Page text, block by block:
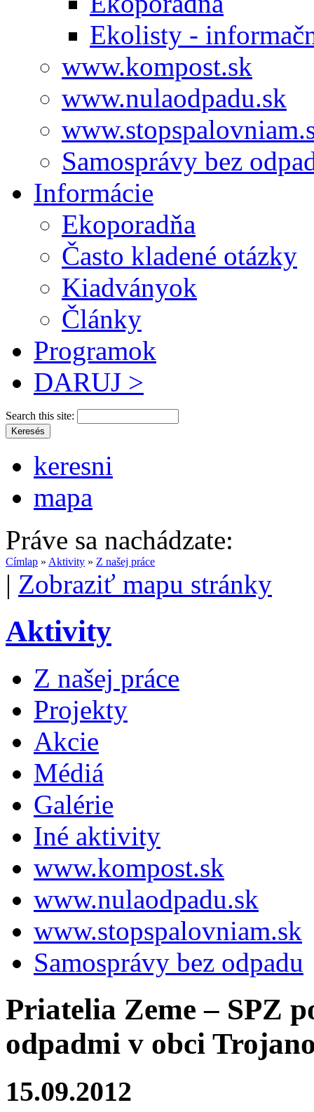
Ekolisty -
www.kompost.sk
www.nulaodpadu.sk
Samosprávy bez
Informácie
Ekoporadňa
Často kladené otázky
Kiadványok
Články
Programok
DARUJ >
Search this site:
keresni
mapa
Práve sa nachádzate:
Címlap » Aktivity » Z našej práce
| Zobraziť mapu stránky
Aktivity
Z našej práce
Projekty
Akcie
Médiá
Galérie
Iné aktivity
www.kompost.sk
www.nulaodpadu.sk
www.stopspalovniam.sk
Samosprávy bez odpadu
Priatelia Zeme – SPZ
odpadmi v obci
15.09.2012